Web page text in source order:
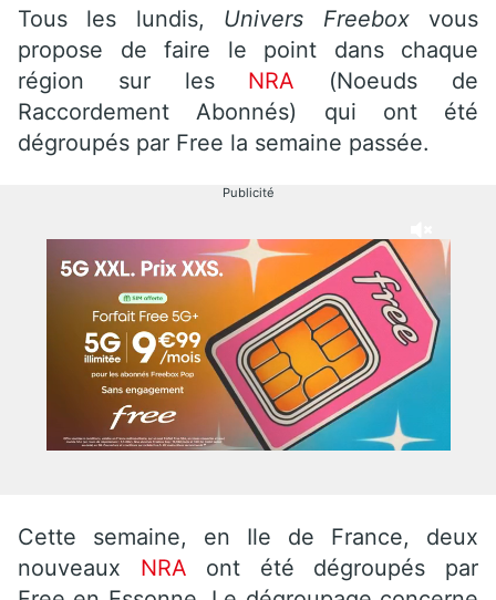
Tous les lundis, Univers Freeboxvous
propose de faire le point dans chaque
région sur lesNRA (Noeuds de
Raccordement Abonnés) qui ont été
dégroupés par Free la semaine passée.
Publicité
Cette semaine, en Ile de France, deux
nouveaux NRA ont été dégroupés par